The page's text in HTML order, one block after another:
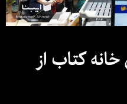
کتاب از